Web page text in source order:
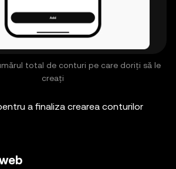
total de conturi pe care doriți să le
creați
a finaliza crearea conturilor